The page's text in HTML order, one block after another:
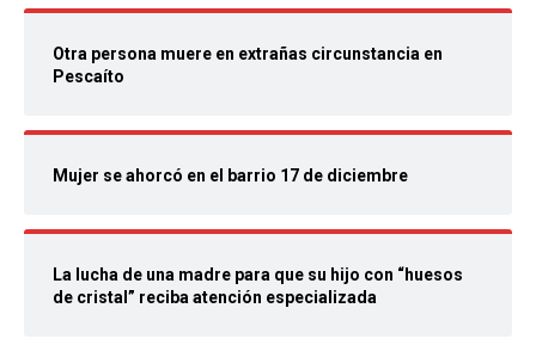
Otra persona muere en extrañas circunstancia en
Pescaíto
Mujer se ahorcó en el barrio 17 de diciembre
La lucha de una madre para que su hijo con “huesos
de cristal” reciba atención especializada